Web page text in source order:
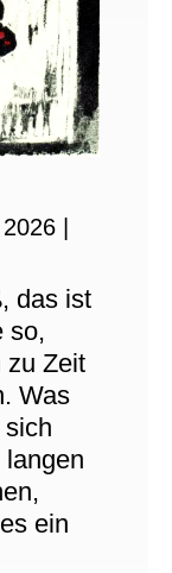
|
das ist
so,
zu Zeit
Was
ein